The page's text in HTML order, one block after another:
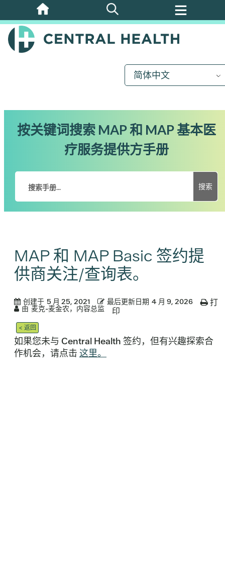
跳
至
主
简体中文
按关键词搜索 MAP 和 MAP 基本医
疗服务提供方手册
搜索
MAP 和 MAP Basic 签约提
供商关注/查询表。
创建于 5 月 25, 2021 最后更新日期 4 月 9, 2026
由 麦克-麦金农，内容总监
打
印
< 返回
如果您未与 Central Health 签约，但有兴趣探索合
作机会，请点击 这里。